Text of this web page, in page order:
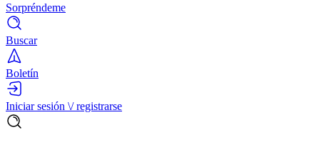
Sorpréndeme
Buscar
Boletín
Iniciar sesión \/ registrarse